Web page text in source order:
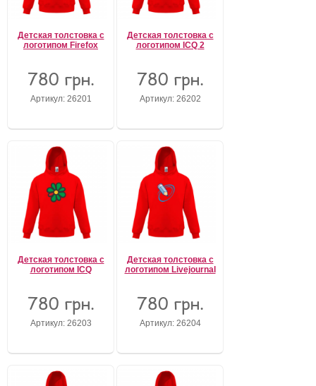
Детская толстовка с
логотипом Firefox
780 грн.
Артикул: 26201
Детская толстовка с
логотипом ICQ 2
780 грн.
Артикул: 26202
Детская толстовка с
логотипом ICQ
780 грн.
Артикул: 26203
Детская толстовка с
логотипом Livejournal
780 грн.
Артикул: 26204